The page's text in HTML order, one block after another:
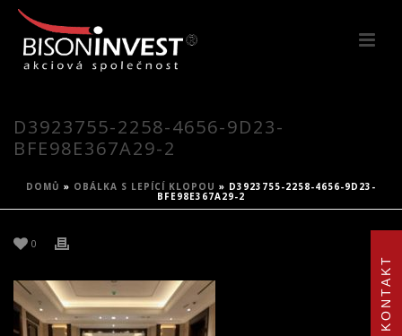
KONTAKT
D3923755-2258-4656-9D23-
BFE98E367A29-2
DOMŮ » OBÁLKA S LEPÍCÍ KLOPOU » D3923755-2258-4656-9D23-
BFE98E367A29-2
0